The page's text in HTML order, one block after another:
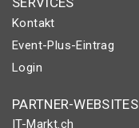
Kontakt
Event-Plus-Eintrag
Login
PARTNER-WEBSITES
IT-Markt.ch